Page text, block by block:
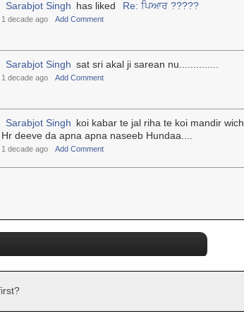
Sarabjot Singh has liked Re: ਪਿਆਰ ?????
1 decade ago Add Comment
Sarabjot Singh sat sri akal ji sarean nu..............
1 decade ago Add Comment
Sarabjot Singh koi kabar te jal riha te koi mandir wich.
Hr deeve da apna apna naseeb Hundaa....
1 decade ago Add Comment